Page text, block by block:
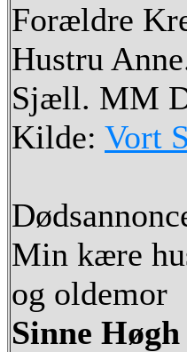
Forældre
Hustru
Sjæll. MM
Kilde: Vort
Min kære
og oldemor
Sinne Høgh